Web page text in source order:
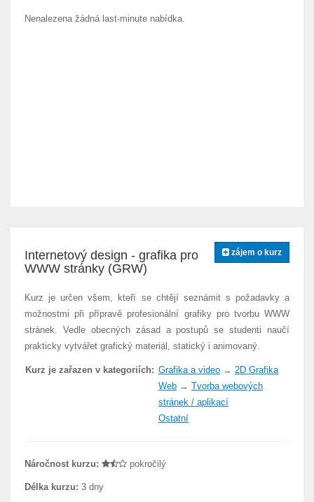
Nenalezena žádná last-minute nabídka.
zájem o kurz
Internetový design - grafika pro
WWW stránky (GRW)
Kurz je určen všem, kteří se chtějí seznámit s požadavky a
možnostmi při přípravě profesionální grafiky pro tvorbu WWW
stránek. Vedle obecných zásad a postupů se studenti naučí
prakticky vytvářet grafický materiál, statický i animovaný.
Kurz je zařazen v kategoriích: Grafika a video → 2D Grafika
Web → Tvorba webových
stránek / aplikací
Ostatní
Náročnost kurzu: pokročilý
Délka kurzu: 3 dny